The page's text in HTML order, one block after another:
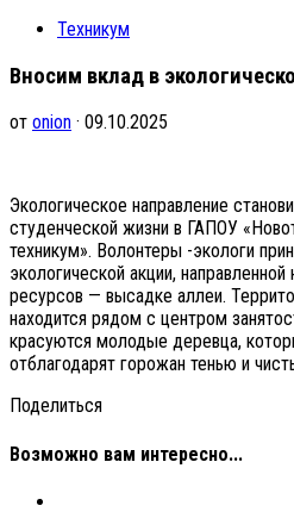
Техникум
Вносим вклад в
от onion · 09.10.2025
Экологическое направление
студенческой жизни в ГАПОУ
техникум». Волонтеры -экологи
экологической акции,
ресурсов — высадке аллеи.
находится рядом с центром
красуются молодые деревца,
отблагодарят горожан тенью и
Поделиться
Возможно вам интересно...